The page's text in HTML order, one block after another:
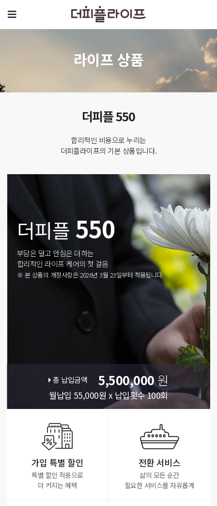
라이프 상품
더피플 550
합리적인 비용으로 누리는
더피플라이프의 기본 상품입니다.
더피플 550
부담은 덜고 안심은 더하는
합리적인 라이프 케어의 첫 걸음
※ 본 상품의 개정사항은 2026년 3월 23일부터 적용됩니다.
총 납입금액 5,500,000원
월납입 55,000원 x 납입횟수 100회
가입 특별 할인
특별 할인 적용으로
더 커지는 혜택
전환 서비스
삶의 모든 순간
필요한 서비스를 자유롭게